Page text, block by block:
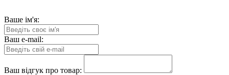
Ваше ім'я:
Ваш e-mail:
Ваш відгук про товар: